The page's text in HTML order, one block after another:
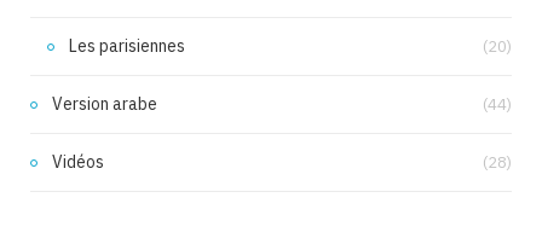
Les parisiennes (20)
Version arabe (44)
Vidéos (28)